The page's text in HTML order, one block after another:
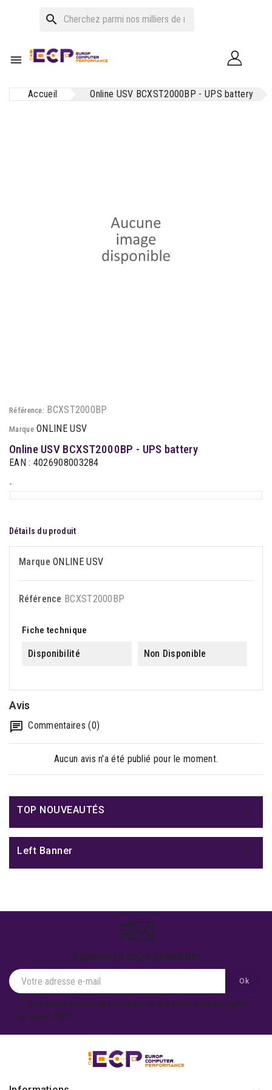
search

Accueil Online USV BCXST2000BP - UPS battery
Référence: BCXST2000BP
Marque ONLINE USV
Online USV BCXST2000BP - UPS battery
EAN : 4026908003284
-
Détails du produit
Marque ONLINE USV
Référence BCXST2000BP
Fiche technique
Disponibilité Non Disponible
Avis
Commentaires (0)
Aucun avis n'a été publié pour le moment.
TOP NOUVEAUTÉS 
Left Banner 
S'abonner à notre newsletter
Je souhaite recevoir des actualités ou des offres promotionnelles
de la part d'ECP.